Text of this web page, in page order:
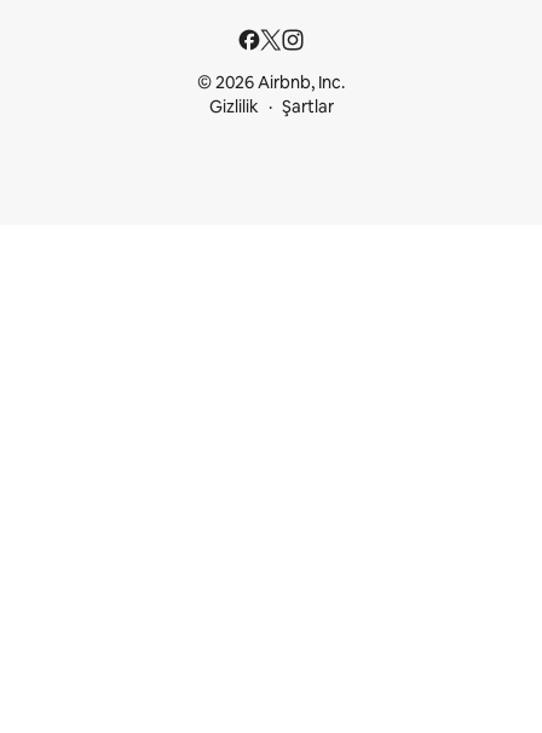
© 2026 Airbnb, Inc.
Gizlilik
Şartlar